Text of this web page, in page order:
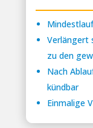
Verlängert
zu den
Nach
kündbar
Einmalige